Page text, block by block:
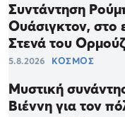
Συντάντηση
Ουάσιγκτον, στο
Στενά του Ορμούζ
5.8.2026 ΚΟΣΜΟΣ
Μυστική
Βιέννη για τον